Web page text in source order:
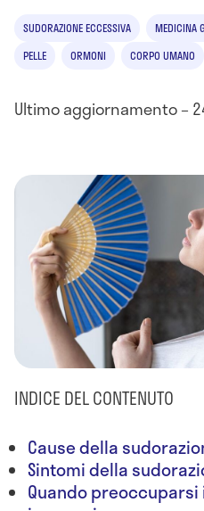
SUDORAZIONE ECCESSIVA MEDICINA
PELLE
ORMONI CORPO UMANO
Ultimo aggiornamento –
INDICE DEL CONTENUTO
Cause della
Sintomi della
Quando